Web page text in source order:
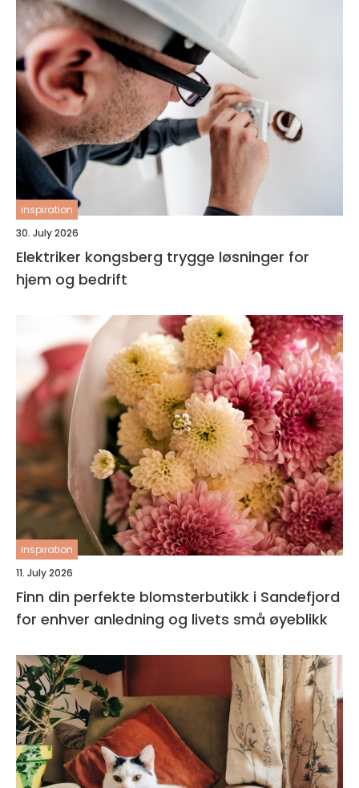
inspiration
30. July 2026
Elektriker kongsberg trygge løsninger for
hjem og bedrift
inspiration
11. July 2026
Finn din perfekte blomsterbutikk i Sandefjord
for enhver anledning og livets små øyeblikk